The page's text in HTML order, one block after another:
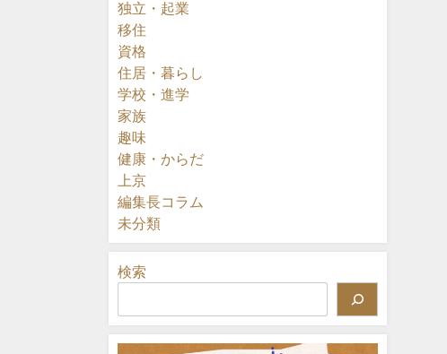
独立・起業
移住
資格
住居・暮らし
学校・進学
家族
趣味
健康・からだ
上京
編集長コラム
未分類
検索